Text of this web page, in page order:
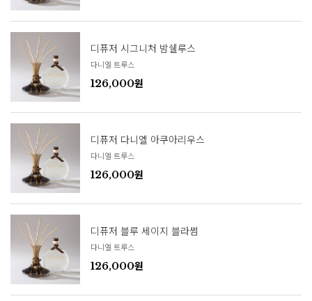
디퓨저 시그니처 밤쉘루스
다니엘 트루스
126,000원
디퓨저 다니엘 아쿠아리우스
다니엘 트루스
126,000원
디퓨저 블루 세이지 블라썸
다니엘 트루스
126,000원